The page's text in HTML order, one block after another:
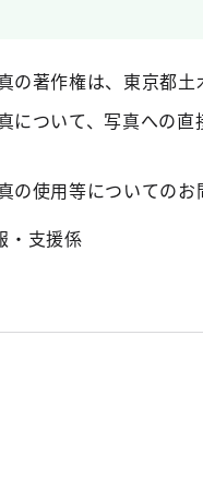
の著作権は、東京都土
について、写真への
の使用等についての
・支援係